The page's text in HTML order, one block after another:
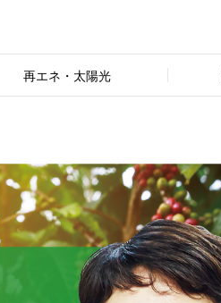
再エネ・太陽光